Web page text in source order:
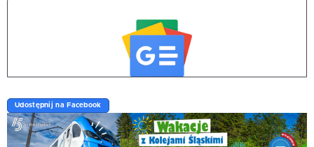
Udostępnij na Facebook